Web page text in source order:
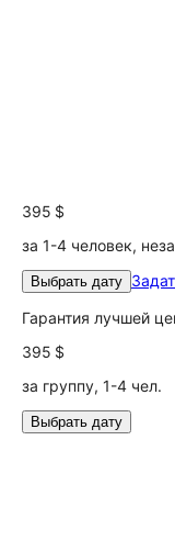
395 $
за 1-4 человек,
Выбрать дату
Гарантия лучшей
395 $
за группу, 1-4 чел.
Выбрать дату